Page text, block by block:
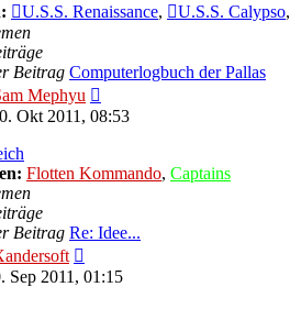
U.S.S. Renaissance, U.S.S. Calypso,
Beitrag Computerlogbuch der Pallas
Mephyu
Beitrag
Okt 2011, 08:53
Flotten Kommando, Captains
Beitrag Re: Idee...
Beitrag
Sep 2011, 01:15